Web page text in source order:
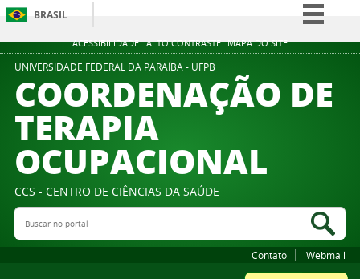
ACESSIBILIDADE ALTO CONTRASTE MAPA DO SITE
BRASIL
Simplifique!
Participe
Acesso à informação
Canais
UNIVERSIDADE FEDERAL DA PARAÍBA - UFPB
COORDENAÇÃO DE
TERAPIA
OCUPACIONAL
CCS - CENTRO DE CIÊNCIAS DA SAÚDE
Buscar no portal
Contato Webmail